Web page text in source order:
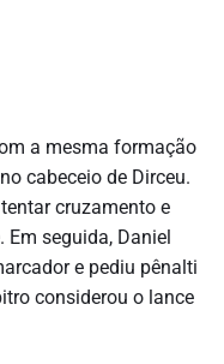
a mesma formação
cabeceio de Dirceu.
cruzamento e
Em seguida, Daniel
e pediu pênalti
considerou o lance